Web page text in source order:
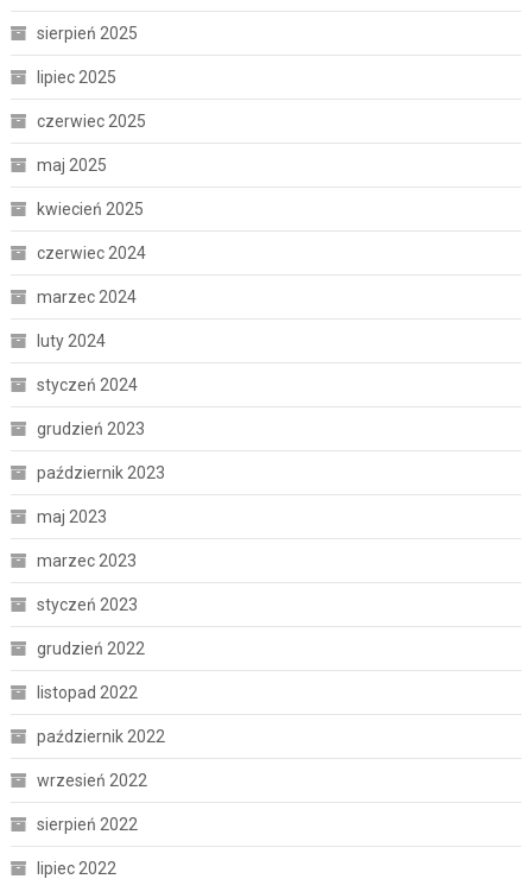
sierpień 2025
lipiec 2025
czerwiec 2025
maj 2025
kwiecień 2025
czerwiec 2024
marzec 2024
luty 2024
styczeń 2024
grudzień 2023
październik 2023
maj 2023
marzec 2023
styczeń 2023
grudzień 2022
listopad 2022
październik 2022
wrzesień 2022
sierpień 2022
lipiec 2022